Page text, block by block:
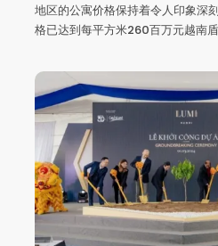
地区的公寓价格保持着令人印象深
格已达到每平方米260百万元越南盾